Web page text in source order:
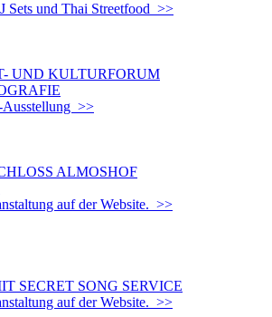
Sets und Thai Streetfood >>
UND KULTURFORUM
Ausstellung >>
ALMOSHOF
auf der Website. >>
SECRET SONG SERVICE
auf der Website. >>